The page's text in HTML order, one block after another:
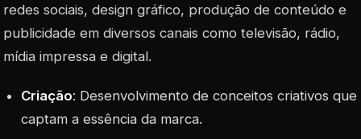
redes sociais, design gráfico, produção de conteúdo e
publicidade em diversos canais como televisão, rádio,
mídia impressa e digital.
Criação: Desenvolvimento de conceitos criativos que
captam a essência da marca.